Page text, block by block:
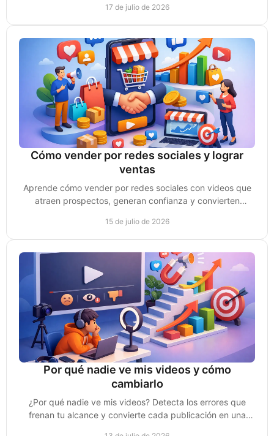
17 de julio de 2026
Cómo vender por redes sociales y lograr
ventas
Aprende cómo vender por redes sociales con videos que
atraen prospectos, generan confianza y convierten
15 de julio de 2026
Por qué nadie ve mis videos y cómo
cambiarlo
¿Por qué nadie ve mis videos? Detecta los errores que
frenan tu alcance y convierte cada publicación en una